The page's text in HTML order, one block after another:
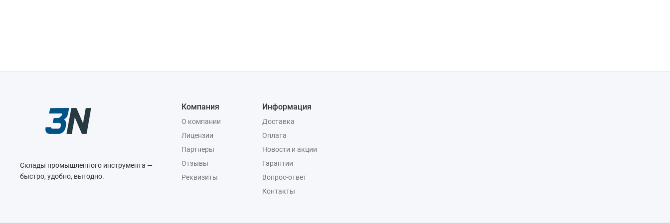
Склады промышленного инструмента —
быстро, удобно, выгодно.
Компания
О компании
Лицензии
Партнеры
Отзывы
Реквизиты
Информация
Доставка
Оплата
Новости и акции
Гарантии
Вопрос-ответ
Контакты